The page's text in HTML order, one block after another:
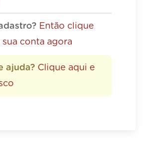
Então clique
sua conta agora
ajuda? Clique aqui e